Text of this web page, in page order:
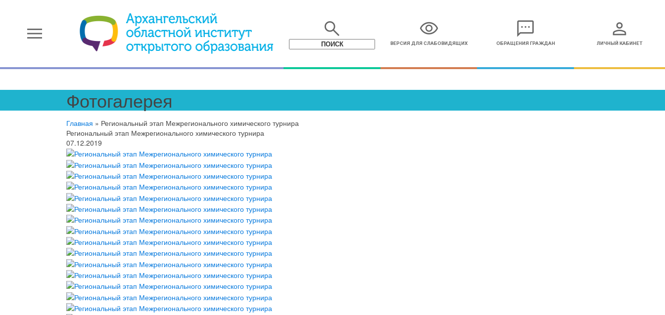
menu search visibility
ВЕРСИЯ ДЛЯ СЛАБОВИДЯЩИХ
sms
ОБРАЩЕНИЯ ГРАЖДАН
person
ЛИЧНЫЙ КАБИНЕТ
Фотогалерея
Главная » Региональный этап Межрегионального химического турнира
Региональный этап Межрегионального химического турнира
07.12.2019